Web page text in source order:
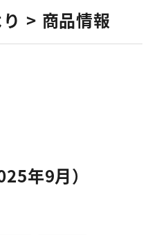
> 商品情報
年9月）